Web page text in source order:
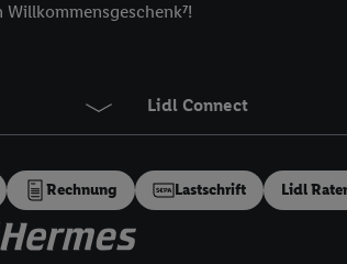
Lidl Connect
Rechnung Lastschrift Lidl
können Ihre Einwilligung speziell zur
Ihre Einwilligung generell zu
Ende dieser Einwilligung (nur für
unter Einbindung sämtlicher
und zu Ihrem Recht, Ihre Einwilligung
Partner zulassen; das gilt auch für die